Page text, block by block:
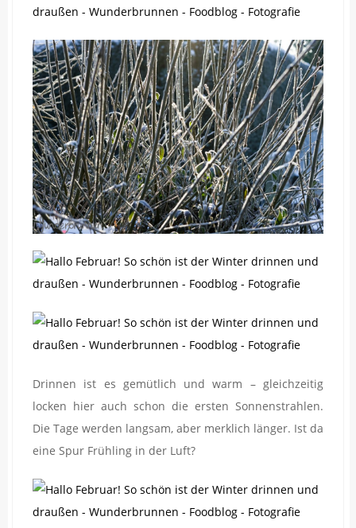
Drinnen ist es gemütlich und warm – gleichzeitig
locken hier auch schon die ersten Sonnenstrahlen.
Die Tage werden langsam, aber merklich länger. Ist da
eine Spur Frühling in der Luft?